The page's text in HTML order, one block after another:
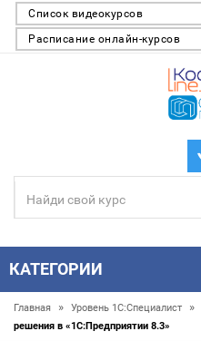
Список видеокурсов
Расписание онлайн-курсов
КАТЕГОРИИ
Главная » Уровень 1С:Специалист »
решения в «1С:Предприятии 8.3»